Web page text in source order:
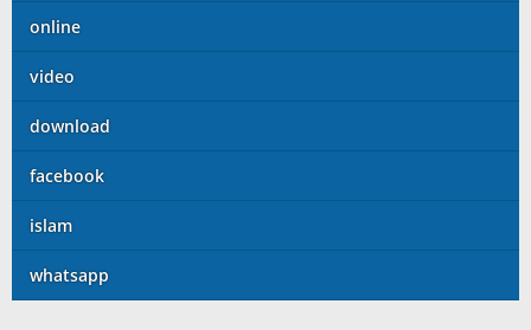
online
video
download
facebook
islam
whatsapp